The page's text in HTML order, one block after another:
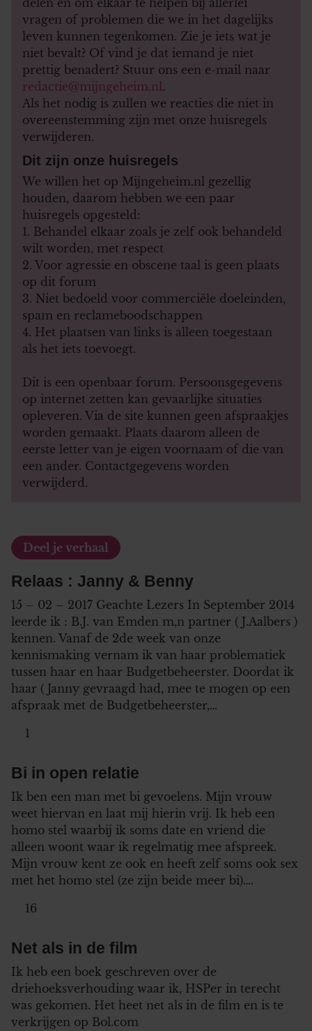
vragen of problemen die we in het dagelijks
leven kunnen tegenkomen. Zie je iets wat je
niet bevalt? Of vind je dat iemand je niet
prettig benadert? Stuur ons een e-mail naar
redactie@mijngeheim.nl .
Als het nodig is zullen we reacties die niet in
overeenstemming zijn met onze huisregels
verwijderen.
Dit zijn onze huisregels
We willen het op Mijngeheim.nl gezellig
houden, daarom hebben we een paar
huisregels opgesteld:
1. Behandel elkaar zoals je zelf ook behandeld
wilt worden, met respect
2. Voor agressie en obscene taal is geen plaats
op dit forum
3. Niet bedoeld voor commerciële doeleinden,
spam en reclameboodschappen
4. Het plaatsen van links is alleen toegestaan
als het iets toevoegt.
Dit is een openbaar forum. Persoonsgegevens
op internet zetten kan gevaarlijke situaties
opleveren. Via de site kunnen geen afspraakjes
worden gemaakt. Plaats daarom alleen de
eerste letter van je eigen voornaam of die van
een ander. Contactgegevens worden
verwijderd.
Deel je verhaal
Relaas : Janny & Benny
15 – 02 – 2017 Geachte Lezers In September 2014
leerde ik : B.J. van Emden m,n partner ( J.Aalbers )
kennen. Vanaf de 2de week van onze
kennismaking vernam ik van haar problematiek
tussen haar en haar Budgetbeheerster. Doordat ik
haar ( Janny gevraagd had, mee te mogen op een
afspraak met de Budgetbeheerster,…
1
Bi in open relatie
Ik ben een man met bi gevoelens. Mijn vrouw
weet hiervan en laat mij hierin vrij. Ik heb een
homo stel waarbij ik soms date en vriend die
alleen woont waar ik regelmatig mee afspreek.
Mijn vrouw kent ze ook en heeft zelf soms ook sex
met het homo stel (ze zijn beide meer bi)….
16
Net als in de film
Ik heb een boek geschreven over de
driehoeksverhouding waar ik, HSPer in terecht
was gekomen. Het heet net als in de film en is te
verkrijgen op Bol.com